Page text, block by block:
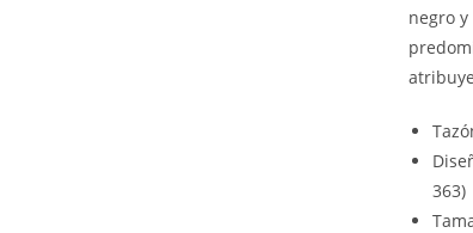
negro
363)